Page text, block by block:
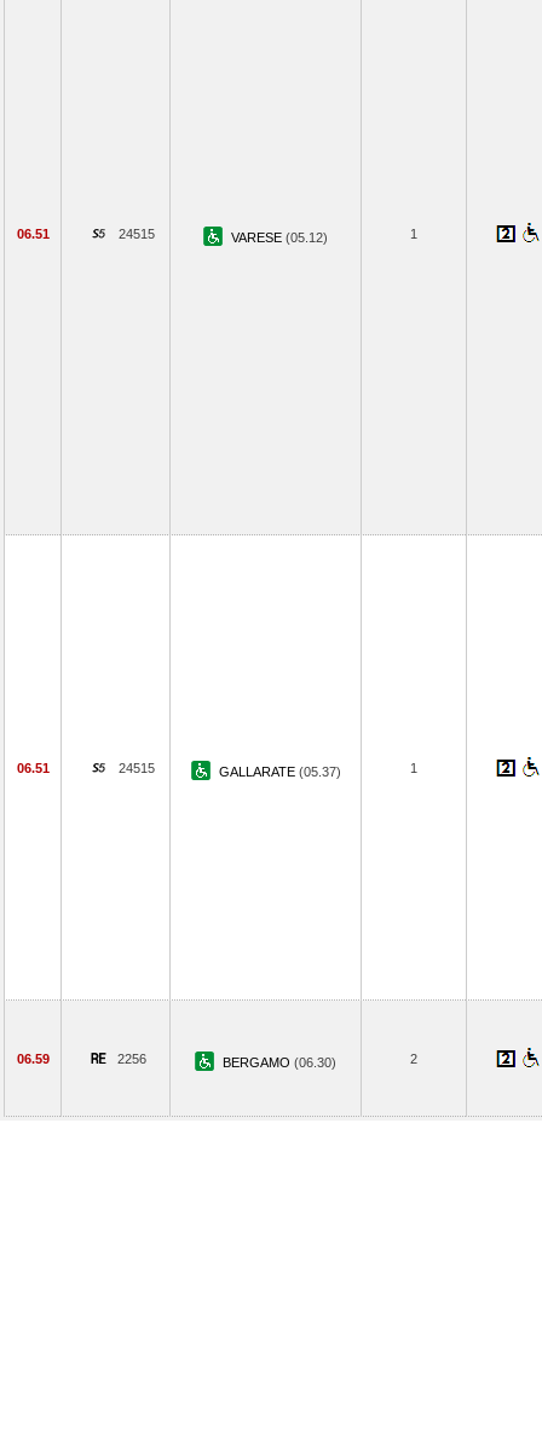
06.51 24515 VARESE (05.12) 1
06.51 24515 GALLARATE (05.37) 1
06.59 2256 BERGAMO (06.30) 2